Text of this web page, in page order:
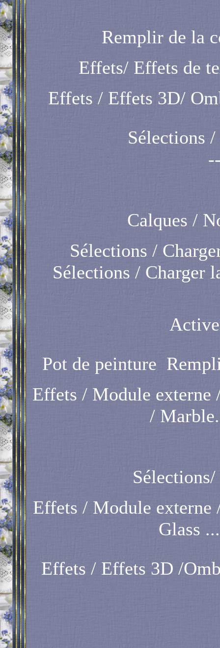
Remplir de la
Effets/ Effets de
Effets / Effets 3D/
Sélections
Calques /
Sélections /
Sélections / Charger
Pot de peinture
Effets / Module externe
/
Effets / Module
Glass ...
Effets / Effets 3D /